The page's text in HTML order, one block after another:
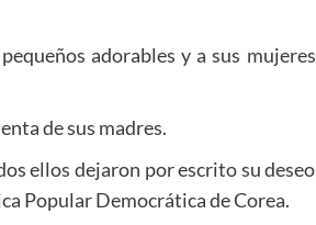
adorables y a sus mujeres
de sus madres.
ellos dejaron por escrito su deseo
Popular Democrática de Corea.